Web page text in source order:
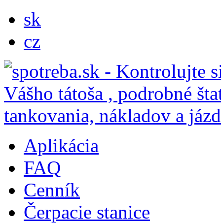
sk
cz
Aplikácia
FAQ
Cenník
Čerpacie stanice